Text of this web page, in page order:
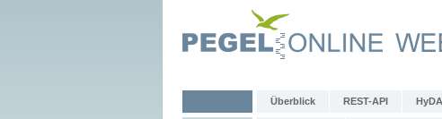
Überblick REST-API